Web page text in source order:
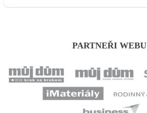
PARTNEŘI WEBU